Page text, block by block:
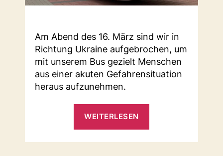
Am Abend des 16. März sind wir in
Richtung Ukraine aufgebrochen, um
mit unserem Bus gezielt Menschen
aus einer akuten Gefahrensituation
heraus aufzunehmen.
WEITERLESEN